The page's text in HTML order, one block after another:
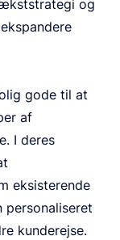
og
gode til at
af
I deres
eksisterende
personaliseret
kunderejse.